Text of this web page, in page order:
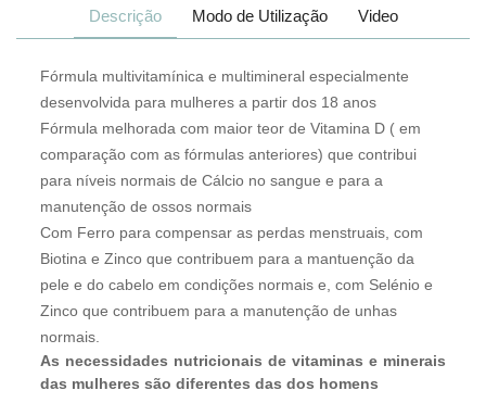
Descrição Modo de Utilização Video
Fórmula multivitamínica e multimineral especialmente
desenvolvida para mulheres a partir dos 18 anos
Fórmula melhorada com maior teor de Vitamina D ( em
comparação com as fórmulas anteriores) que contribui
para níveis normais de Cálcio no sangue e para a
manutenção de ossos normais
Com Ferro para compensar as perdas menstruais, com
Biotina e Zinco que contribuem para a mantuenção da
pele e do cabelo em condições normais e, com Selénio e
Zinco que contribuem para a manutenção de unhas
normais.
As necessidades nutricionais de vitaminas e minerais
das mulheres são diferentes das dos homens